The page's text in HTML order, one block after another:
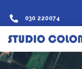
030 220074